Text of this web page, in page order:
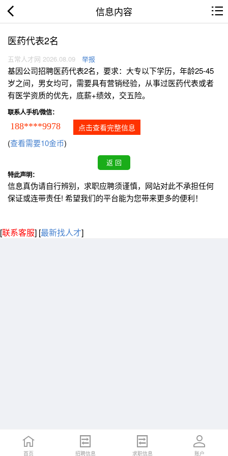
信息内容
医药代表2名
五常人才网 2026.08.09 举报
基因公司招聘医药代表2名，要求：大专以下学历，年龄25-45
岁之间，男女均可，需要具有营销经验，从事过医药代表或者
有医学资质的优先，底薪+绩效，交五险。
联系人手机/微信：
188****9978 点击查看完整信息
(查看需要10金币)
特此声明：
信息真伪请自行辨别，求职应聘须谨慎，网站对此不承担任何
保证或连带责任! 希望我们的平台能为您带来更多的便利！
[联系客服] [最新找人才]
首页 招聘信息 求职信息 账户